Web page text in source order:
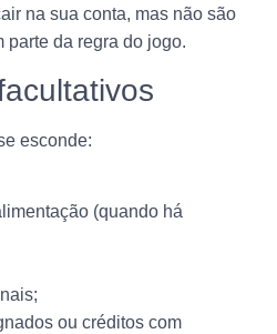
na sua conta, mas não são
parte da regra do jogo.
esconde:
(quando há
ou créditos com